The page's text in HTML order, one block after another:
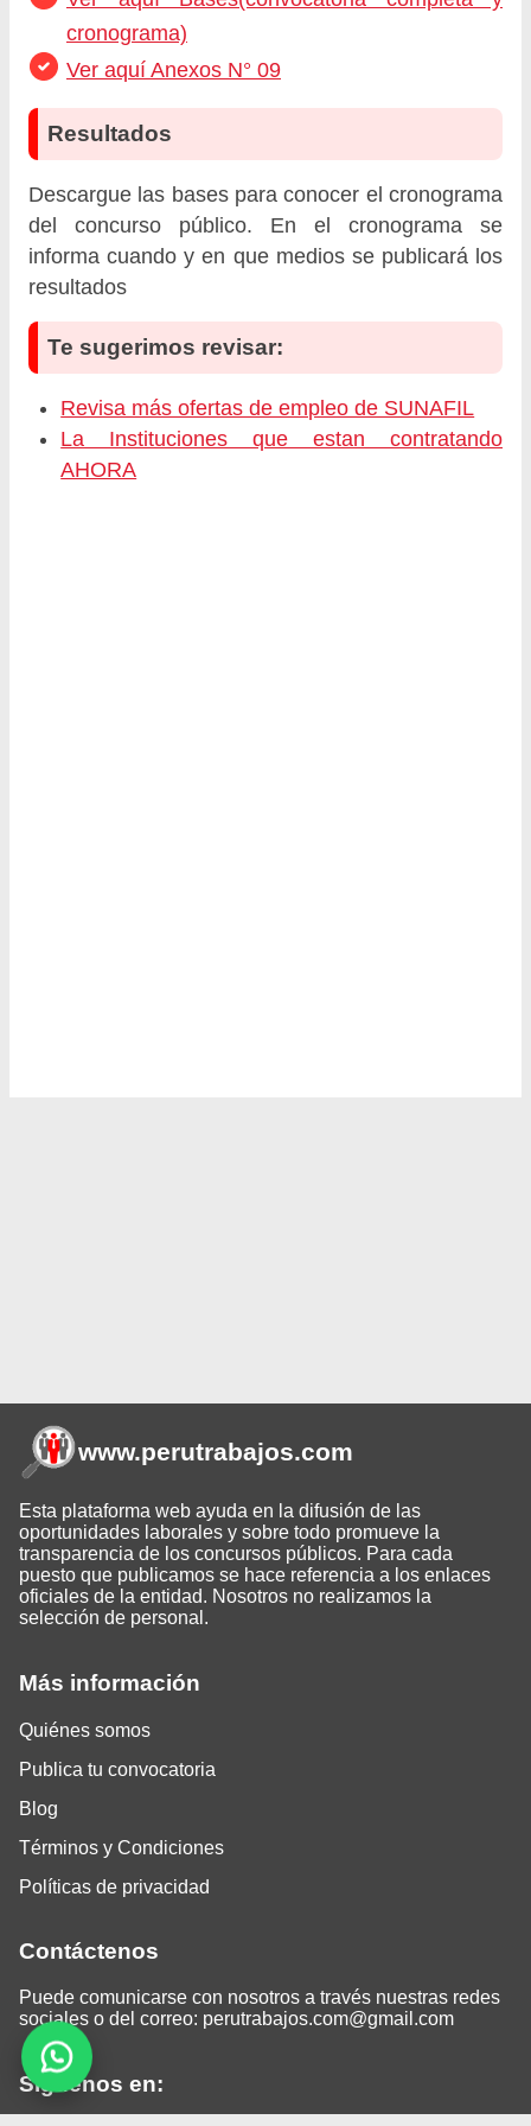
cronograma)
Ver aquí Anexos N° 09
Resultados
Descargue las bases para conocer el cronograma
del concurso público. En el cronograma se
informa cuando y en que medios se publicará los
resultados
Te sugerimos revisar:
Revisa más ofertas de empleo de SUNAFIL
La Instituciones que estan contratando
AHORA
Más información
Quiénes somos
Publica tu convocatoria
Blog
Términos y Condiciones
Políticas de privacidad
Contáctenos
Puede comunicarse con nosotros a través nuestras redes
sociales o del correo: perutrabajos.com@gmail.com
Siguenos en:
www.perutrabajos.com
Esta plataforma web ayuda en la difusión de las
oportunidades laborales y sobre todo promueve la
transparencia de los concursos públicos. Para cada
puesto que publicamos se hace referencia a los enlaces
oficiales de la entidad. Nosotros no realizamos la
selección de personal.